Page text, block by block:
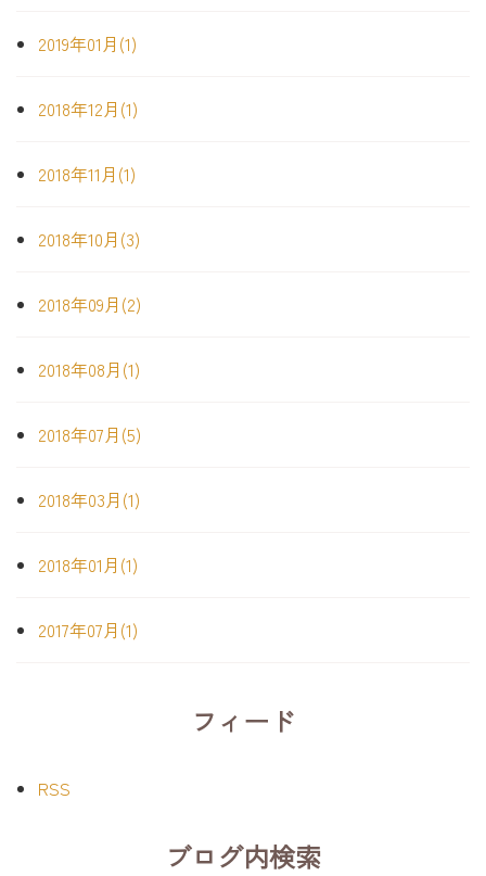
2019年01月(1)
2018年12月(1)
2018年11月(1)
2018年10月(3)
2018年09月(2)
2018年08月(1)
2018年07月(5)
2018年03月(1)
2018年01月(1)
2017年07月(1)
フィード
RSS
ブログ内検索